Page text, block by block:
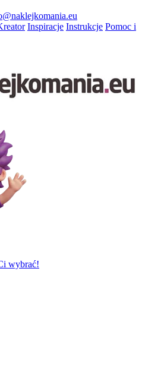
Inspiracje Instrukcje Pomoc i
wybrać!